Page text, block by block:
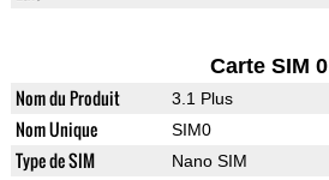
Carte SIM 0
Nom du Produit 3.1 Plus
Nom Unique SIM0
Type de SIM Nano SIM